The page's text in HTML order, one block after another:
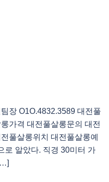
장 O1O.4832.3589 대전풀
가격 대전풀살롱문의 대전
풀살롱위치 대전풀살롱예
로 알았다. 직경 30미터 가